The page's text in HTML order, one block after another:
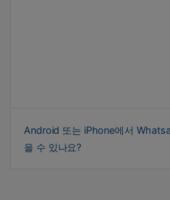
Android 또는 iPhone에서
을 수 있나요?